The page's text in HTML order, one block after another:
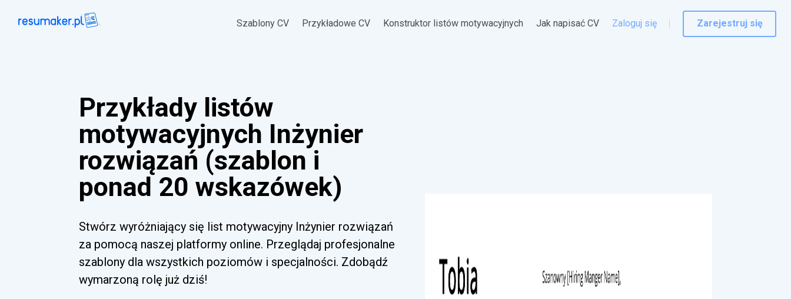
Szablony CV Przykładowe CV Konstruktor listów motywacyjnych Jak napisać CV Zaloguj się Zarejestruj się
Przykłady listów
motywacyjnych Inżynier
rozwiązań (szablon i
ponad 20 wskazówek)
Stwórz wyróżniający się list motywacyjny Inżynier rozwiązań
za pomocą naszej platformy online. Przeglądaj profesjonalne
szablony dla wszystkich poziomów i specjalności. Zdobądź
wymarzoną rolę już dziś!